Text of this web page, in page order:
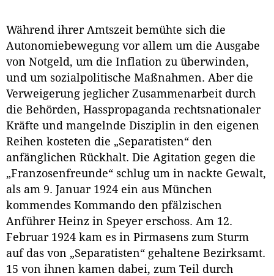
Während ihrer Amtszeit bemühte sich die
Autonomiebewegung vor allem um die Ausgabe
von Notgeld, um die Inflation zu überwinden,
und um sozialpolitische Maßnahmen. Aber die
Verweigerung jeglicher Zusammenarbeit durch
die Behörden, Hasspropaganda rechtsnationaler
Kräfte und mangelnde Disziplin in den eigenen
Reihen kosteten die „Separatisten“ den
anfänglichen Rückhalt. Die Agitation gegen die
„Franzosenfreunde“ schlug um in nackte Gewalt,
als am 9. Januar 1924 ein aus München
kommendes Kommando den pfälzischen
Anführer Heinz in Speyer erschoss. Am 12.
Februar 1924 kam es in Pirmasens zum Sturm
auf das von „Separatisten“ gehaltene Bezirksamt.
15 von ihnen kamen dabei, zum Teil durch